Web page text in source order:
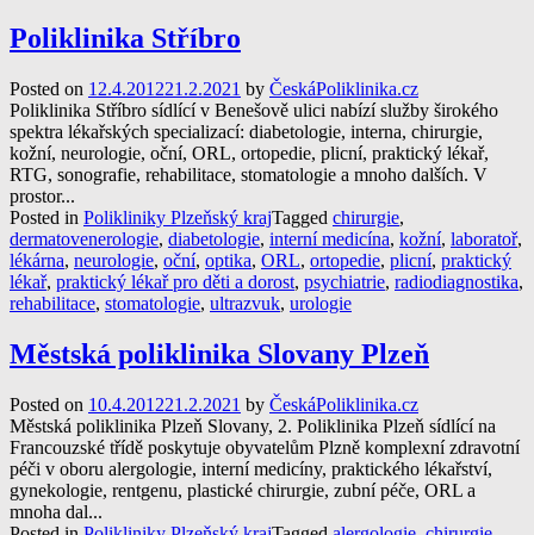
Poliklinika Stříbro
Posted on 12.4.201221.2.2021 by ČeskáPoliklinika.cz
Poliklinika Stříbro sídlící v Benešově ulici nabízí služby širokého
spektra lékařských specializací: diabetologie, interna, chirurgie,
kožní, neurologie, oční, ORL, ortopedie, plicní, praktický lékař,
RTG, sonografie, rehabilitace, stomatologie a mnoho dalších. V
prostor...
Posted in Polikliniky Plzeňský krajTagged chirurgie,
dermatovenerologie, diabetologie, interní medicína, kožní, laboratoř,
lékárna, neurologie, oční, optika, ORL, ortopedie, plicní, praktický
lékař, praktický lékař pro děti a dorost, psychiatrie, radiodiagnostika,
rehabilitace, stomatologie, ultrazvuk, urologie
Městská poliklinika Slovany Plzeň
Posted on 10.4.201221.2.2021 by ČeskáPoliklinika.cz
Městská poliklinika Plzeň Slovany, 2. Poliklinika Plzeň sídlící na
Francouzské třídě poskytuje obyvatelům Plzně komplexní zdravotní
péči v oboru alergologie, interní medicíny, praktického lékařství,
gynekologie, rentgenu, plastické chirurgie, zubní péče, ORL a
mnoha dal...